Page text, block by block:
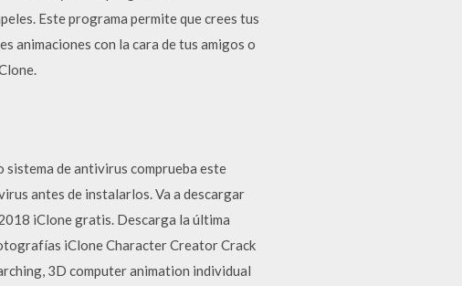
Este programa permite que crees tus
animaciones con la cara de tus amigos o
de antivirus comprueba este
antes de instalarlos. Va a descargar
iClone gratis. Descarga la última
iClone Character Creator Crack
3D computer animation individual